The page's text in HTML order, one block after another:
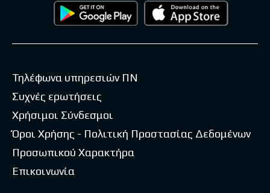
Τηλέφωνα υπηρεσιών ΠΝ
Συχνές ερωτήσεις
Χρήσιμοι Σύνδεσμοι
Όροι Χρήσης - Πολιτική Προστασίας Δεδομένων
Προσωπικού Χαρακτήρα
Επικοινωνία